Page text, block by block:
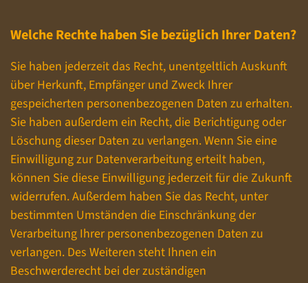
Welche Rechte haben Sie bezüglich Ihrer Daten?
Sie haben jederzeit das Recht, unentgeltlich Auskunft
über Herkunft, Empfänger und Zweck Ihrer
gespeicherten personenbezogenen Daten zu erhalten.
Sie haben außerdem ein Recht, die Berichtigung oder
Löschung dieser Daten zu verlangen. Wenn Sie eine
Einwilligung zur Datenverarbeitung erteilt haben,
können Sie diese Einwilligung jederzeit für die Zukunft
widerrufen. Außerdem haben Sie das Recht, unter
bestimmten Umständen die Einschränkung der
Verarbeitung Ihrer personenbezogenen Daten zu
verlangen. Des Weiteren steht Ihnen ein
Beschwerderecht bei der zuständigen